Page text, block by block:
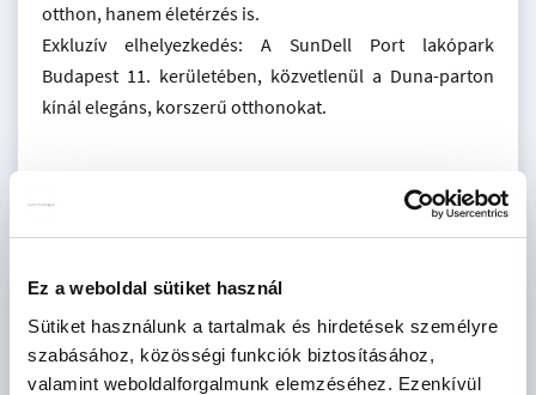
Ez a weboldal sütiket használ
Sütiket használunk a tartalmak és hirdetések személyre
szabásához, közösségi funkciók biztosításához,
valamint weboldalforgalmunk elemzéséhez. Ezenkívül
otthon, hanem életérzés is.
Exkluzív elhelyezkedés: A SunDell Port lakópark
Budapest 11. kerületében, közvetlenül a Duna-parton
kínál elegáns, korszerű otthonokat.
KAPCSOLAT
SUNDELL ÉRTÉKESÍTÉS